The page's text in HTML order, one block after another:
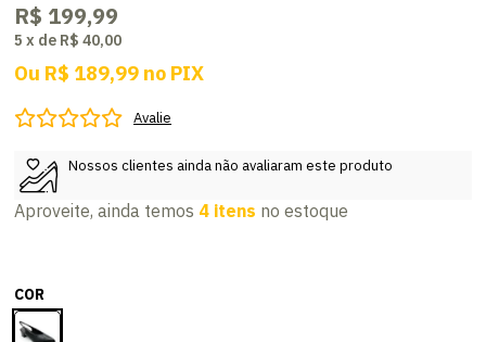
R$ 199,99
5 x de R$ 40,00
Ou R$ 189,99 no PIX
Avalie
Nossos clientes ainda não avaliaram este produto
Aproveite, ainda temos 4 itens no estoque
COR